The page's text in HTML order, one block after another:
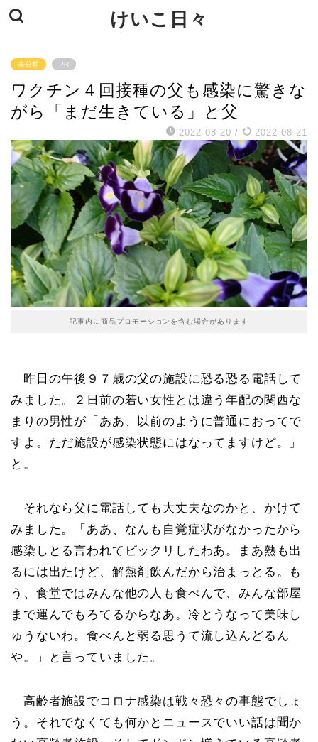
けいこ日々
未分類 PR
ワクチン４回接種の父も感染に驚きな
がら「まだ生きている」と父
2022-08-20 / 2022-08-21
記事内に商品プロモーションを含む場合があります
昨日の午後９７歳の父の施設に恐る恐る電話して
みました。２日前の若い女性とは違う年配の関西な
まりの男性が「ああ、以前のように普通におってで
すよ。ただ施設が感染状態にはなってますけど。」
と。
それなら父に電話しても大丈夫なのかと、かけて
みました。「ああ、なんも自覚症状がなかったから
感染しとる言われてビックリしたわあ。まあ熱も出
るには出たけど、解熱剤飲んだから治まっとる。も
う、食堂ではみんな他の人も食べんで、みんな部屋
まで運んでもろてるからなあ。冷とうなって美味し
ゅうないわ。食べんと弱る思うて流し込んどるん
や。」と言っていました。
高齢者施設でコロナ感染は戦々恐々の事態でしょ
う。それでなくても何かとニュースでいい話は聞か